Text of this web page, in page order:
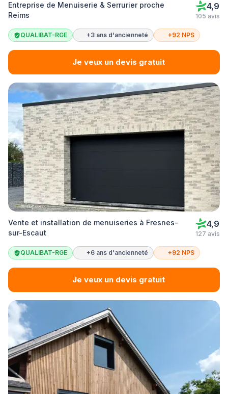
Entreprise de Menuiserie & Serrurier proche
Reims
4,9
105 avis
QUALIBAT-RGE +3 ans d'ancienneté +92 NPS
Je veux un devis gratuit
Vente et installation de menuiseries à Fresnes-
sur-Escaut
4,9
127 avis
QUALIBAT-RGE +6 ans d'ancienneté +92 NPS
Je veux un devis gratuit